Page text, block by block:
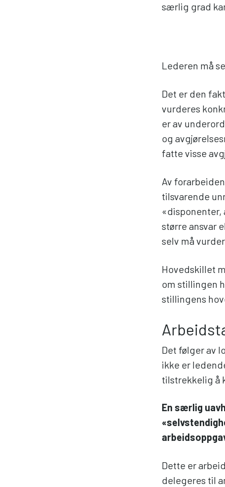
særlig grad
Lederen må
Det er den
vurderes
er av
og
fatte visse
Av
tilsvarende
«disponenter,
større ansvar
selv må
Hovedskillet
om stillingen
stillingens
Det følger av
ikke er
tilstrekkelig å
En særlig
Dette er
delegeres til